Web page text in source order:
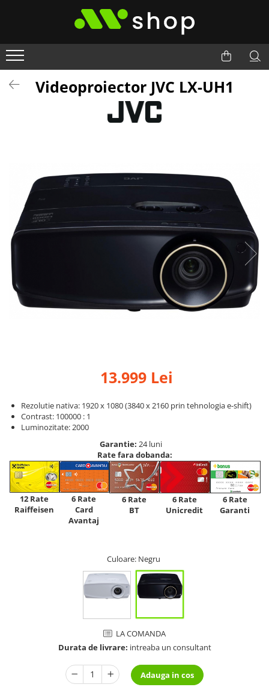
Videoproiector JVC LX-UH1
13.999 Lei
Rezolutie nativa: 1920 x 1080 (3840 x 2160 prin tehnologia e-shift)
Contrast: 100000 : 1
Luminozitate: 2000
Garantie: 24 luni
Rate fara dobanda:
12 Rate
Raiffeisen
6 Rate
Card
Avantaj
6 Rate
BT
6 Rate
Unicredit
6 Rate
Garanti
Culoare: Negru
LA COMANDA
Durata de livrare: intreaba un consultant
Adauga in cos